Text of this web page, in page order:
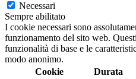
Necessari
Sempre abilitato
I cookie necessari sono
funzionamento del sito web.
funzionalità di base e le
modo anonimo.
Cookie
Durata